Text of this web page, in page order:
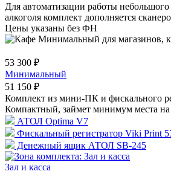
Для автоматизации работы
алкоголя комплект дополняется
Цены указаны без ФН
53 300 ₽
Минимальный
51 150 ₽
Комплект из мини-ПК и фискального
Компактный, займет минимум места на
АТОЛ Optima V7
Фискальный регистратор Viki Print
Денежный ящик АТОЛ SB-245
Зал и касса